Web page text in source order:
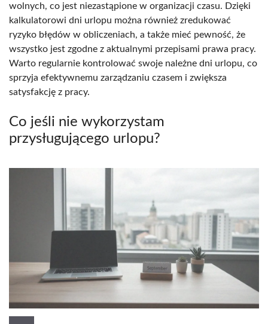
wolnych, co jest niezastąpione w organizacji czasu. Dzięki
kalkulatorowi dni urlopu można również zredukować
ryzyko błędów w obliczeniach, a także mieć pewność, że
wszystko jest zgodne z aktualnymi przepisami prawa pracy.
Warto regularnie kontrolować swoje należne dni urlopu, co
sprzyja efektywnemu zarządzaniu czasem i zwiększa
satysfakcję z pracy.
Co jeśli nie wykorzystam
przysługującego urlopu?